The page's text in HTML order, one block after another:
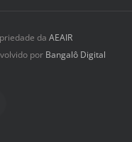
da AEAIR
por Bangalô Digital